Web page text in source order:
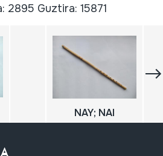
2895 Guztira: 15871
NAY; NAI